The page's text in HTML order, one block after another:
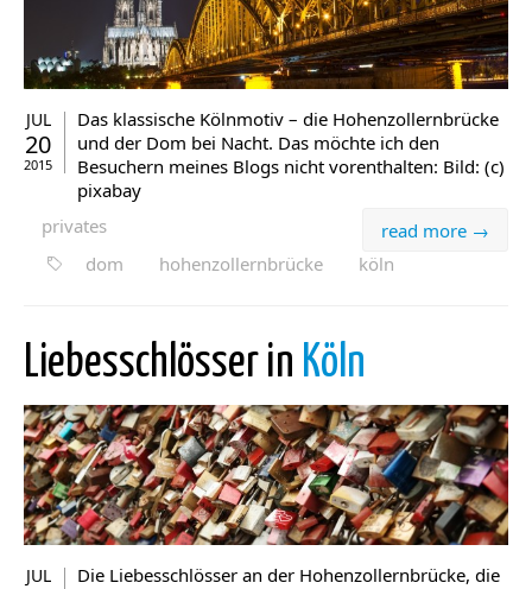
JUL
20
2015
Das klassische Kölnmotiv – die Hohenzollernbrücke
und der Dom bei Nacht. Das möchte ich den
Besuchern meines Blogs nicht vorenthalten: Bild: (c)
pixabay
read more →
privates
dom
hohenzollernbrücke köln
Liebesschlösser in Köln
JUL
Die Liebesschlösser an der Hohenzollernbrücke, die